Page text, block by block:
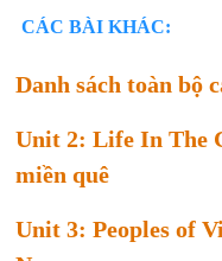
CÁC BÀI KHÁC:
Danh sách toàn bộ
Unit 2: Life In The
miền quê
Unit 3: Peoples of